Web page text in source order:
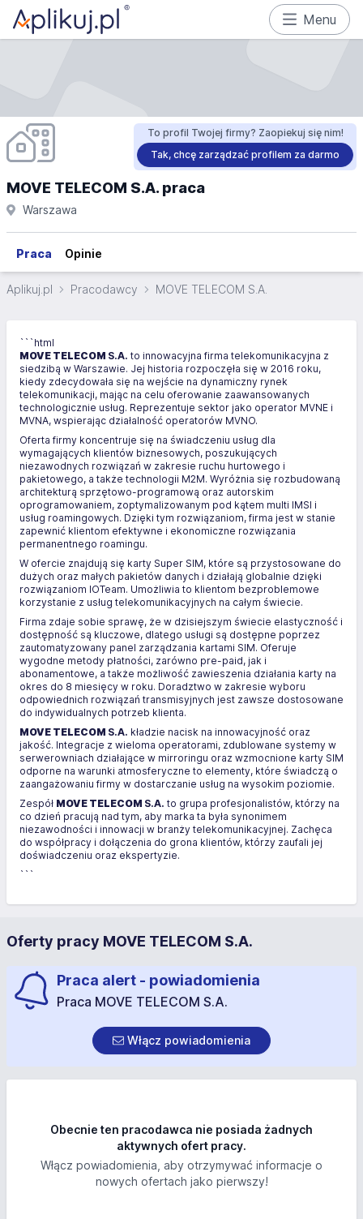
Menu
To profil Twojej firmy? Zaopiekuj się nim!
Tak, chcę zarządzać profilem za darmo
MOVE TELECOM S.A. praca
Warszawa
Praca Opinie
Aplikuj.pl Pracodawcy MOVE TELECOM S.A.
```html
MOVE TELECOM S.A. to innowacyjna firma telekomunikacyjna z
siedzibą w Warszawie. Jej historia rozpoczęła się w 2016 roku,
kiedy zdecydowała się na wejście na dynamiczny rynek
telekomunikacji, mając na celu oferowanie zaawansowanych
technologicznie usług. Reprezentuje sektor jako operator MVNE i
MVNA, wspierając działalność operatorów MVNO.
Oferta firmy koncentruje się na świadczeniu usług dla
wymagających klientów biznesowych, poszukujących
niezawodnych rozwiązań w zakresie ruchu hurtowego i
pakietowego, a także technologii M2M. Wyróżnia się rozbudowaną
architekturą sprzętowo-programową oraz autorskim
oprogramowaniem, zoptymalizowanym pod kątem multi IMSI i
usług roamingowych. Dzięki tym rozwiązaniom, firma jest w stanie
zapewnić klientom efektywne i ekonomiczne rozwiązania
permanentnego roamingu.
W ofercie znajdują się karty Super SIM, które są przystosowane do
dużych oraz małych pakietów danych i działają globalnie dzięki
rozwiązaniom IOTeam. Umożliwia to klientom bezproblemowe
korzystanie z usług telekomunikacyjnych na całym świecie.
Firma zdaje sobie sprawę, że w dzisiejszym świecie elastyczność i
dostępność są kluczowe, dlatego usługi są dostępne poprzez
zautomatyzowany panel zarządzania kartami SIM. Oferuje
wygodne metody płatności, zarówno pre-paid, jak i
abonamentowe, a także możliwość zawieszenia działania karty na
okres do 8 miesięcy w roku. Doradztwo w zakresie wyboru
odpowiednich rozwiązań transmisyjnych jest zawsze dostosowane
do indywidualnych potrzeb klienta.
MOVE TELECOM S.A. kładzie nacisk na innowacyjność oraz
jakość. Integracje z wieloma operatorami, zdublowane systemy w
serwerowniach działające w mirroringu oraz wzmocnione karty SIM
odporne na warunki atmosferyczne to elementy, które świadczą o
zaangażowaniu firmy w dostarczanie usług na wysokim poziomie.
Zespół MOVE TELECOM S.A. to grupa profesjonalistów, którzy na
co dzień pracują nad tym, aby marka ta była synonimem
niezawodności i innowacji w branży telekomunikacyjnej. Zachęca
do współpracy i dołączenia do grona klientów, którzy zaufali jej
doświadczeniu oraz ekspertyzie.
```
Oferty pracy MOVE TELECOM S.A.
Praca alert - powiadomienia
Praca MOVE TELECOM S.A.
Włącz powiadomienia
Obecnie ten pracodawca nie posiada żadnych
aktywnych ofert pracy.
Włącz powiadomienia, aby otrzymywać informacje o
nowych ofertach jako pierwszy!